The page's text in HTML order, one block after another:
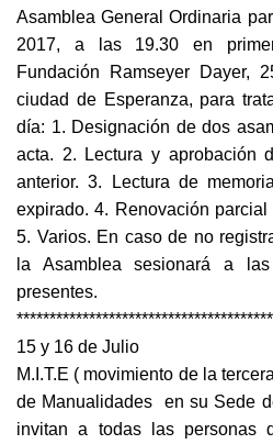
Asamblea General Ordinaria
2017, a las 19.30 en
Fundación Ramseyer Dayer,
ciudad de Esperanza, para
día: 1. Designación de dos
acta. 2. Lectura y aprobación
anterior. 3. Lectura de
expirado. 4. Renovación
5. Varios. En caso de no
la Asamblea sesionará a
presentes.
15 y 16 de Julio
M.I.T.E ( movimiento de la
de Manualidades en su Sede
invitan a todas las personas